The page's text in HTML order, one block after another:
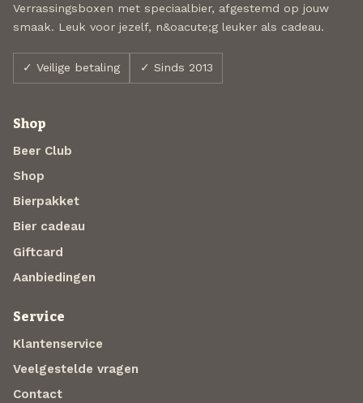
Verrassingsboxen met speciaalbier, afgestemd op jouw
smaak. Leuk voor jezelf, n&oacute;g leuker als cadeau.
✓ Veilige betaling ✓ Sinds 2013
Shop
Beer Club
Shop
Bierpakket
Bier cadeau
Giftcard
Aanbiedingen
Service
Klantenservice
Veelgestelde vragen
Contact